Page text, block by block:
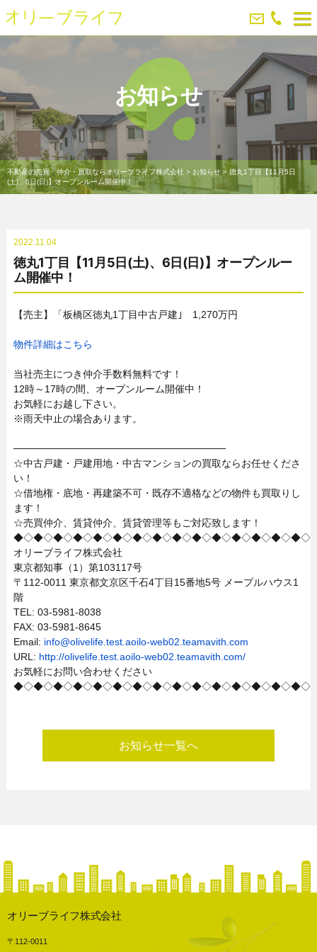
お知らせ
不動産の売買・仲介・買取ならオリーブライフ株式会社 > お知らせ>徳丸1丁目【11月5日
(土)、6日(日)】オープンルーム開催中！
2022.11.04
徳丸1丁目【11月5日(土)、6日(日)】オープンルー
ム開催中！
【売主】「板橋区徳丸1丁目中古戸建｣ 1,270万円
物件詳細はこちら
当社売主につき仲介手数料無料です！
12時～17時の間、オープンルーム開催中！
お気軽にお越し下さい。
※雨天中止の場合あります。
──────────────────────────────
☆中古戸建・戸建用地・中古マンションの買取ならお任せくださ
い！
☆借地権・底地・再建築不可・既存不適格などの物件も買取りし
ます！
☆売買仲介、賃貸仲介、賃貸管理等もご対応致します！
◆◇◆◇◆◇◆◇◆◇◆◇◆◇◆◇◆◇◆◇◆◇◆◇◆◇◆◇◆◇
オリーブライフ株式会社
東京都知事（1）第103117号
〒112-0011 東京都文京区千石4丁目15番地5号 メープルハウス1
階
TEL: 03-5981-8038
FAX: 03-5981-8645
Email: info@olivelife.test.aoilo-web02.teamavith.com
URL: http://olivelife.test.aoilo-web02.teamavith.com/
お気軽にお問い合わせください
◆◇◆◇◆◇◆◇◆◇◆◇◆◇◆◇◆◇◆◇◆◇◆◇◆◇◆◇◆◇
お知らせ一覧へ
オリーブライフ株式会社
〒112-0011